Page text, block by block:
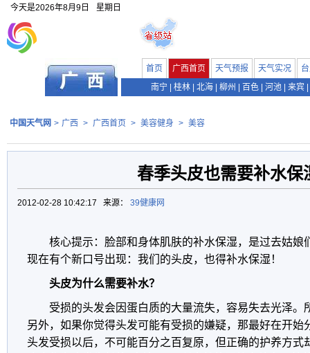
今天是2026年8月9日 星期日
首页 广西首页 天气预报 天气实况
南宁
桂林 北海 柳州 百色 河池 来宾
中国天气网 > 广西 > 广西首页 > 美容健身 > 美容
春季头皮也需要补水保
2012-02-28 10:42:17 来源： 39健康网
核心提示：脸部和身体肌肤的补水保湿，是过去姑娘
现在有个新口号出现：我们的头皮，也得补水保湿！
头皮为什么需要补水？
受损的头发会因蛋白质的大量流失，容易失去光泽。
另外，如果你觉得头发可能有受损的嫌疑，那最好在开始
头发受损以后，不可能百分之百复原，但正确的护养方式